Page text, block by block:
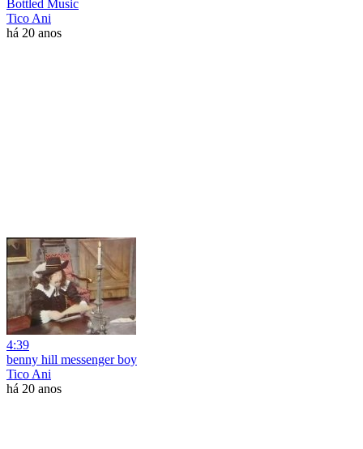
Bottled Music
Tico Ani
há 20 anos
4:39
benny hill messenger boy
Tico Ani
há 20 anos